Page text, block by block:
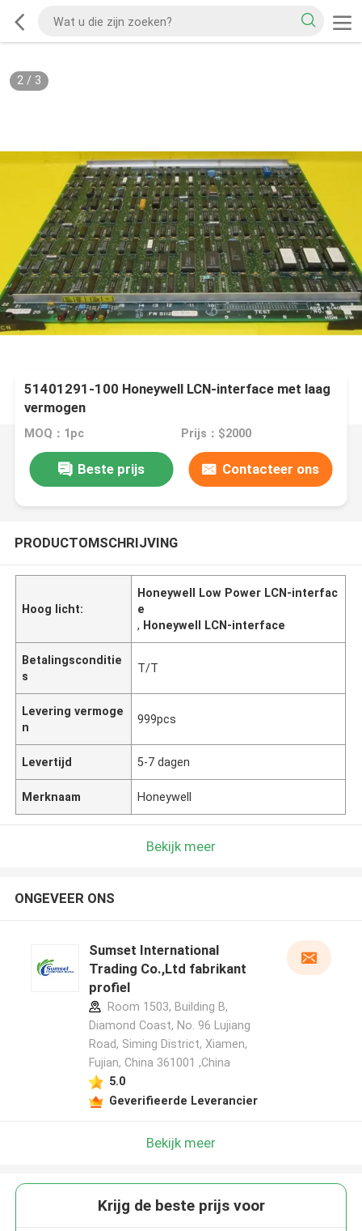
2/ 3
51401291-100 Honeywell LCN-interface met laag
vermogen
MOQ：1pc Prijs：$2000
Beste prijs Contacteer ons
PRODUCTOMSCHRIJVING
Hoog licht:
Honeywell Low Power LCN-interfac
e
, Honeywell LCN-interface
Betalingsconditie
s
T/T
Levering vermoge
n
999pcs
Levertijd 5-7 dagen
Merknaam Honeywell
Bekijk meer
ONGEVEER ONS
Sumset International
Trading Co.,Ltd fabrikant
profiel
Room 1503, Building B,
Diamond Coast, No. 96 Lujiang
Road, Siming District, Xiamen,
Fujian, China 361001 ,China
5.0
Geverifieerde Leverancier
Bekijk meer
Krijg de beste prijs voor